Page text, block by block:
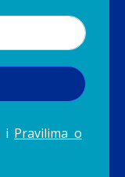
i Pravilima o